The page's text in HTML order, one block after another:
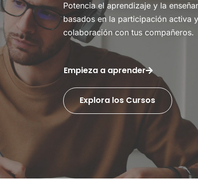
Potencia el aprendizaje y la
basados en la participación activa
colaboración con tus compañeros.
Empieza a aprender
Explora los Cursos